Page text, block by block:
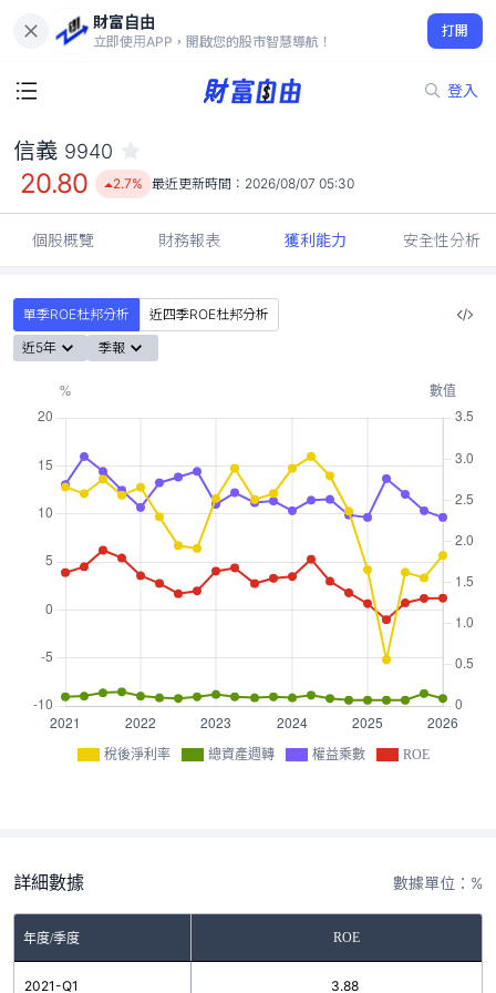
財富自由
立即使用APP，開啟您的股市智慧導航！
打開
登入
20.80
2.7%
信義 9940
20.80 2.7% 最近更新時間： 2026/08/07 05:30
個股概覽 財務報表 獲利能力 安全性分析
單季ROE杜邦分析
近四季ROE杜邦分析
近5年
季報
稅後淨利率 總資產週轉 權益乘數 ROE
詳細數據 數據單位：%
年度/季度 ROE
2021-Q1 3.88